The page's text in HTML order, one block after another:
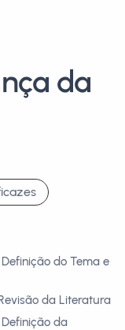
da
do Tema e
da Literatura
da